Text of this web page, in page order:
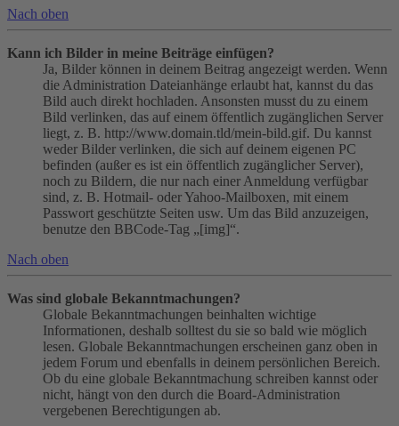
Nach oben
Kann ich Bilder in meine Beiträge einfügen?
Ja, Bilder können in deinem Beitrag angezeigt werden. Wenn
die Administration Dateianhänge erlaubt hat, kannst du das
Bild auch direkt hochladen. Ansonsten musst du zu einem
Bild verlinken, das auf einem öffentlich zugänglichen Server
liegt, z. B. http://www.domain.tld/mein-bild.gif. Du kannst
weder Bilder verlinken, die sich auf deinem eigenen PC
befinden (außer es ist ein öffentlich zugänglicher Server),
noch zu Bildern, die nur nach einer Anmeldung verfügbar
sind, z. B. Hotmail- oder Yahoo-Mailboxen, mit einem
Passwort geschützte Seiten usw. Um das Bild anzuzeigen,
benutze den BBCode-Tag „[img]“.
Nach oben
Was sind globale Bekanntmachungen?
Globale Bekanntmachungen beinhalten wichtige
Informationen, deshalb solltest du sie so bald wie möglich
lesen. Globale Bekanntmachungen erscheinen ganz oben in
jedem Forum und ebenfalls in deinem persönlichen Bereich.
Ob du eine globale Bekanntmachung schreiben kannst oder
nicht, hängt von den durch die Board-Administration
vergebenen Berechtigungen ab.